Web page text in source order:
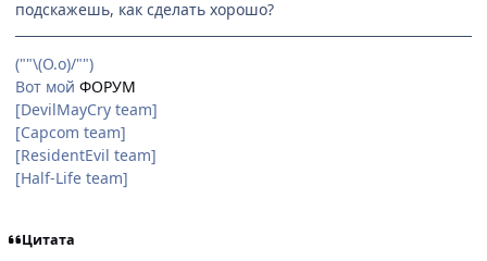
подскажешь, как сделать хорошо?
(""\(О.о)/"")
Вот мой ФОРУМ
[DevilMayCry team]
[Capcom team]
[ResidentEvil team]
[Half-Life team]
Цитата